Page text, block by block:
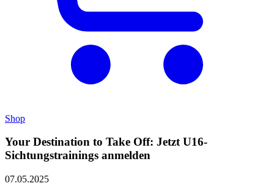
Shop
Your Destination to Take Off: Jetzt U16-
Sichtungstrainings anmelden
07.05.2025